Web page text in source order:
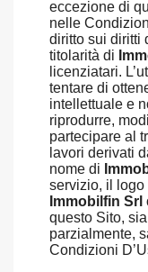
eccezione di
nelle
diritto sui diritti
titolarità di
licenziatari.
tentare di
intellettuale e
riprodurre,
partecipare al
lavori derivati
nome di
servizio, il logo
Immobilfin Srl
questo Sito,
parzialmente,
Condizioni